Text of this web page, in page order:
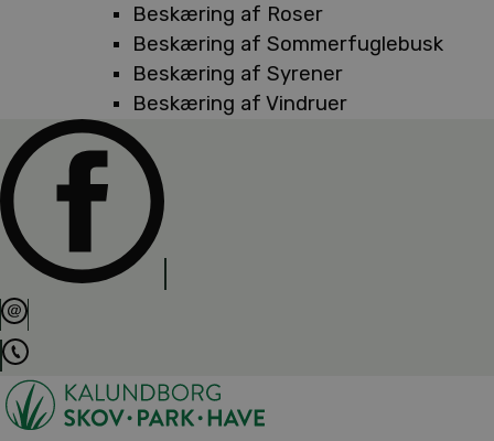
Beskæring af Roser
Beskæring af Sommerfuglebusk
Beskæring af Syrener
Beskæring af Vindruer